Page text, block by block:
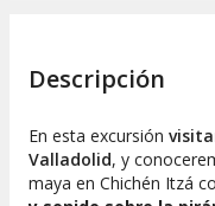
Descripción
En esta excursión
Valladolid, y
maya en Chichén Itzá